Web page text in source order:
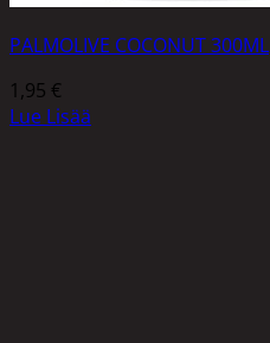
PALMOLIVE COCONUT 300ML
1,95 €
Lue Lisää